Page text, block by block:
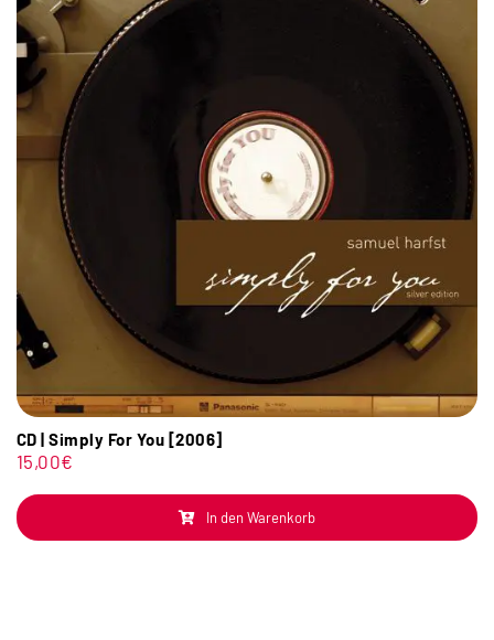
CD | Simply For You [2006]
15,00€
In den Warenkorb